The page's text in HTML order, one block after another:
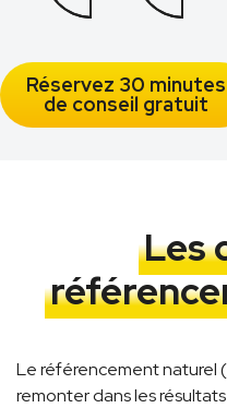
Réservez 30 minutes
de conseil gratuit
Les
Le référencement naturel
remonter dans les